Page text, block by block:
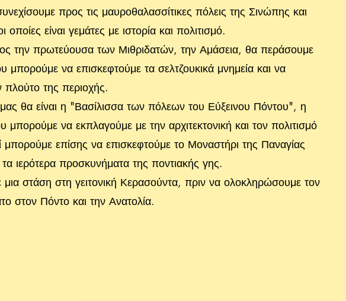
προς τις μαυροθαλασσίτικες πόλεις της Σινώπης και
είναι γεμάτες με ιστορία και πολιτισμό.
την πρωτεύουσα των Μιθριδατών, την Αμάσεια, θα περάσουμε
μπορούμε να επισκεφτούμε τα σελτζουκικά μνημεία και να
της περιοχής.
θα είναι η "Βασίλισσα των πόλεων του Εύξεινου Πόντου", η
να εκπλαγούμε με την αρχιτεκτονική και τον πολιτισμό
μπορούμε επίσης να επισκεφτούμε το Μοναστήρι της Παναγίας
ιερότερα προσκυνήματα της ποντιακής γης.
στάση στη γειτονική Κερασούντα, πριν να ολοκληρώσουμε τον
στον Πόντο και την Ανατολία.